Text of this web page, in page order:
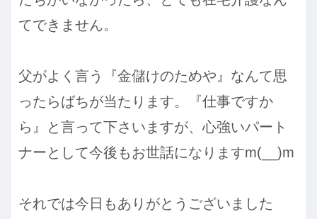
てできません。
父がよく言う『金儲けのためや』なんて思
ったらばちが当たります。『仕事ですか
ら』と言って下さいますが、心強いパート
ナーとして今後もお世話になりますm(__)m
それでは今日もありがとうございました